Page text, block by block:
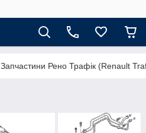
Запчастини Рено Трафік (Renault